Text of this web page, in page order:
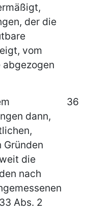
der die
vom
36
dann,
die
nach
Abs. 2